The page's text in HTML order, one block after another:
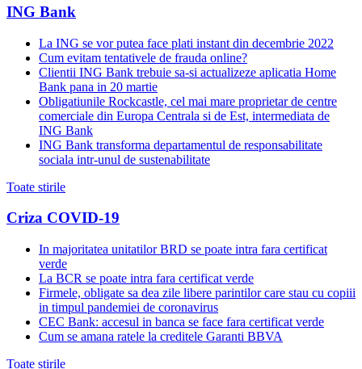
ING Bank
La ING se vor putea face plati instant din decembrie 2022
Cum evitam tentativele de frauda online?
Clientii ING Bank trebuie sa-si actualizeze aplicatia Home
Bank pana in 20 martie
Obligatiunile Rockcastle, cel mai mare proprietar de centre
comerciale din Europa Centrala si de Est, intermediata de
ING Bank
ING Bank transforma departamentul de responsabilitate
sociala intr-unul de sustenabilitate
Toate stirile
Criza COVID-19
In majoritatea unitatilor BRD se poate intra fara certificat
verde
La BCR se poate intra fara certificat verde
Firmele, obligate sa dea zile libere parintilor care stau cu copiii
in timpul pandemiei de coronavirus
CEC Bank: accesul in banca se face fara certificat verde
Cum se amana ratele la creditele Garanti BBVA
Toate stirile